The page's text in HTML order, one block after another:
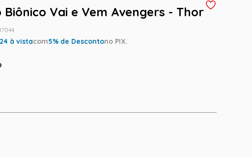
Biônico Vai e Vem Avengers - Thor
à vistacom5% de Descontono PIX.